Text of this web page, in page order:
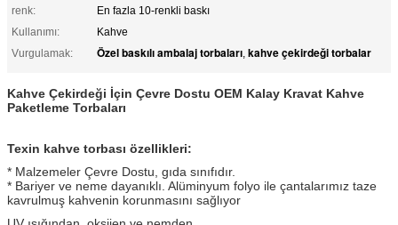
renk:
En fazla 10-renkli baskı
Kullanımı:
Kahve
Vurgulamak:
Özel baskılı ambalaj torbaları, kahve çekirdeği torbalar
Kahve Çekirdeği İçin Çevre Dostu OEM Kalay Kravat Kahve
Paketleme Torbaları
Texin kahve torbası özellikleri:
* Malzemeler Çevre Dostu, gıda sınıfıdır.
* Bariyer ve neme dayanıklı. Alüminyum folyo ile çantalarımız taze
kavrulmuş kahvenin korunmasını sağlıyor